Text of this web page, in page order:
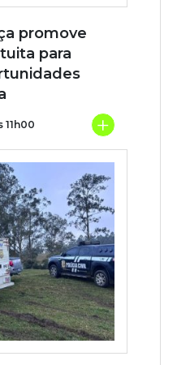
promove
para
11h00 +